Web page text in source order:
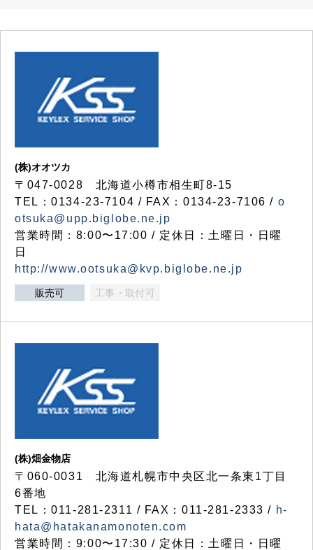
(株)オオツカ
〒047-0028 北海道小樽市相生町8-15
TEL：0134-23-7104 / FAX：0134-23-7106 / o
otsuka@upp.biglobe.ne.jp
営業時間：8:00〜17:00 / 定休日：土曜日・日曜
日
http://www.ootsuka@kvp.biglobe.ne.jp
販売可 工事・取付可
(株)畑金物店
〒060-0031 北海道札幌市中央区北一条東1丁目
6番地
TEL：011-281-2311 / FAX：011-281-2333 / h-
hata@hatakanamonoten.com
営業時間：9:00〜17:30 / 定休日：土曜日・日曜